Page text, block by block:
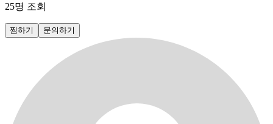
25명 조회
찜하기 문의하기